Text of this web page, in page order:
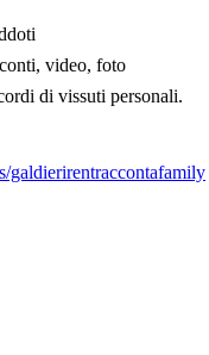
video, foto
di vissuti personali.
galdierirentraccontafamily